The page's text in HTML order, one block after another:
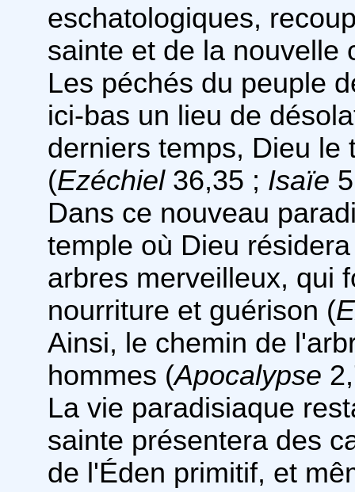
eschatologiques,
sainte et de la nouvelle
Les péchés du peuple
ici-bas un lieu de
derniers temps, Dieu le
(Ezéchiel36,35 ; Isaïe
Dans ce nouveau
temple où Dieu
arbres merveilleux, qui
nourriture et guérison (
Ainsi, le chemin de
hommes (Apocalypse
La vie paradisiaque
sainte présentera des
de l'Éden primitif, et